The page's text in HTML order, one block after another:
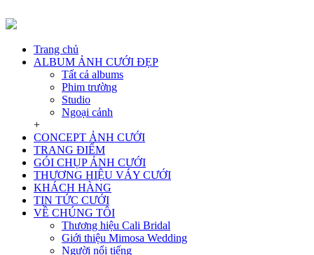
Trang chủ
ALBUM ẢNH CƯỚI ĐẸP
Tất cả albums
Phim trường
Studio
Ngoại cảnh
+
CONCEPT ẢNH CƯỚI
TRANG ĐIỂM
GÓI CHỤP ẢNH CƯỚI
THƯƠNG HIỆU VÁY CƯỚI
KHÁCH HÀNG
TIN TỨC CƯỚI
VỀ CHÚNG TÔI
Thương hiệu Cali Bridal
Giới thiệu Mimosa Wedding
Người nổi tiếng